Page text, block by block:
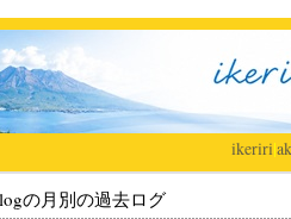
ikeriri|
の月別の過去ログ